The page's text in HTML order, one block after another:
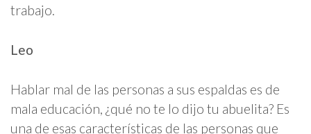
trabajo.
Leo
Hablar mal de las personas a sus espaldas es de
mala educación, ¿qué no te lo dijo tu abuelita? Es
una de esas características de las personas que